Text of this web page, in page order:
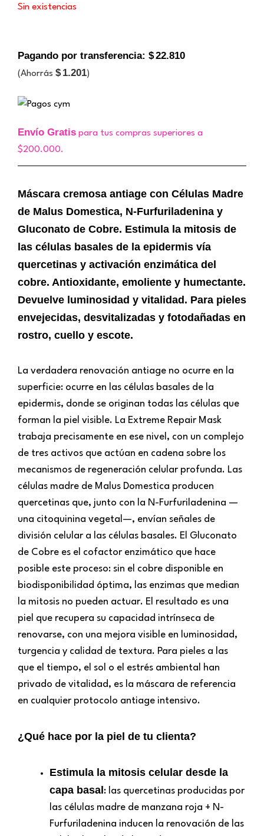
Sin existencias
Pagando por transferencia: $22.810
(Ahorrás $ 1.201)
Envío Gratis para tus compras superiores a
$200.000.
Máscara cremosa antiage con Células Madre
de Malus Domestica, N-Furfuriladenina y
Gluconato de Cobre. Estimula la mitosis de
las células basales de la epidermis vía
quercetinas y activación enzimática del
cobre. Antioxidante, emoliente y humectante.
Devuelve luminosidad y vitalidad. Para pieles
envejecidas, desvitalizadas y fotodañadas en
rostro, cuello y escote.
La verdadera renovación antiage no ocurre en la
superficie: ocurre en las células basales de la
epidermis, donde se originan todas las células que
forman la piel visible. La Extreme Repair Mask
trabaja precisamente en ese nivel, con un complejo
de tres activos que actúan en cadena sobre los
mecanismos de regeneración celular profunda. Las
células madre de Malus Domestica producen
quercetinas que, junto con la N-Furfuriladenina —
una citoquinina vegetal—, envían señales de
división celular a las células basales. El Gluconato
de Cobre es el cofactor enzimático que hace
posible este proceso: sin el cobre disponible en
biodisponibilidad óptima, las enzimas que median
la mitosis no pueden actuar. El resultado es una
piel que recupera su capacidad intrínseca de
renovarse, con una mejora visible en luminosidad,
turgencia y calidad de textura. Para pieles a las
que el tiempo, el sol o el estrés ambiental han
privado de vitalidad, es la máscara de referencia
en cualquier protocolo antiage intensivo.
¿Qué hace por la piel de tu clienta?
Estimula la mitosis celular desde la
capa basal : las quercetinas producidas por
las células madre de manzana roja + N-
Furfuriladenina inducen la renovación de las